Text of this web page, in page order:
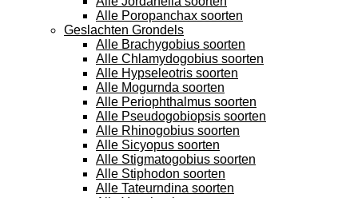
Alle Poropanchax soorten
Geslachten Grondels
Alle Brachygobius soorten
Alle Chlamydogobius soorten
Alle Hypseleotris soorten
Alle Mogurnda soorten
Alle Periophthalmus soorten
Alle Pseudogobiopsis soorten
Alle Rhinogobius soorten
Alle Sicyopus soorten
Alle Stigmatogobius soorten
Alle Stiphodon soorten
Alle Tateurndina soorten